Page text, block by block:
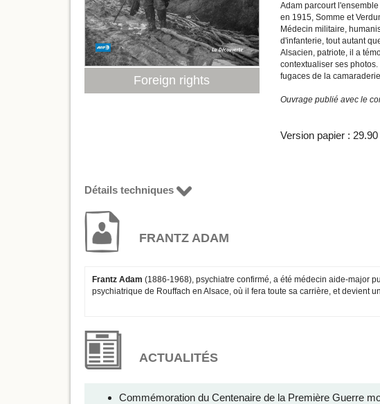
Foreign rights
Adam parcourt
en 1915, Somme et
Médecin militaire,
d'infanterie, tout autant
Alsacien, patriote, il a
contextualiser ses
fugaces de la
Ouvrage publié avec le
Version papier : 29.90
Détails techniques
FRANTZ ADAM
Frantz Adam (1886-1968), psychiatre confirmé, a été médecin aide-major
psychiatrique de Rouffach en Alsace, où il fera toute sa carrière, et devient
ACTUALITÉS
Commémoration du Centenaire de la Première Guerre